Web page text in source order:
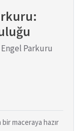
Parkuru
maceraya hazır